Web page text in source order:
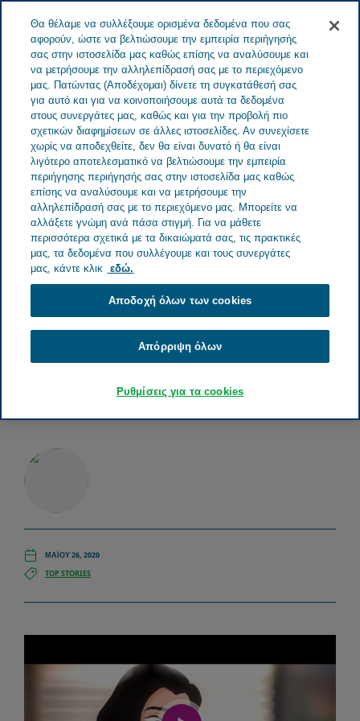
ΕΛΛΆΔΑ
Δείτε όλες τις ιστορίες More than today
More than today
ΜΑΪ́ΟΥ 26, 2020
TOP STORIES
Θα θέλαμε να συλλέξουμε ορισμένα δεδομένα που σας
αφορούν, ώστε να βελτιώσουμε την εμπειρία περιήγησής
σας στην ιστοσελίδα μας καθώς επίσης να αναλύσουμε και
να μετρήσουμε την αλληλεπίδρασή σας με το περιεχόμενο
μας. Πατώντας (Αποδέχομαι) δίνετε τη συγκατάθεσή σας
για αυτό και για να κοινοποιήσουμε αυτά τα δεδομένα
στους συνεργάτες μας, καθώς και για την προβολή πιο
σχετικών διαφημίσεων σε άλλες ιστοσελίδες. Αν συνεχίσετε
χωρίς να αποδεχθείτε, δεν θα είναι δυνατό ή θα είναι
λιγότερο αποτελεσματικό να βελτιώσουμε την εμπειρία
περιήγησης περιήγησής σας στην ιστοσελίδα μας καθώς
επίσης να αναλύσουμε και να μετρήσουμε την
αλληλεπίδρασή σας με το περιεχόμενο μας. Μπορείτε να
αλλάξετε γνώμη ανά πάσα στιγμή. Για να μάθετε
περισσότερα σχετικά με τα δικαιώματά σας, τις πρακτικές
μας, τα δεδομένα που συλλέγουμε και τους συνεργάτες
μας, κάντε κλικ εδώ.
Αποδοχή όλων των cookies
Απόρριψη όλων
Ρυθμίσεις για τα cookies